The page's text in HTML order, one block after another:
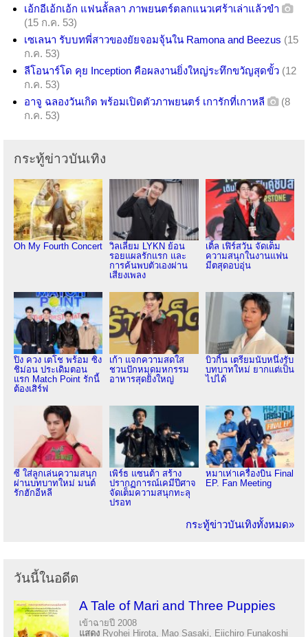
เอ้กอีเอ้กเอ้ก แฟนลั้ลลา ภาพยนตร์ตลกแนวเศร้าเล่าแล้วขำ
(15 ก.ค. 53)
เซเลนา รับบทพี่สาวของยัยจอมจุ้นใน Ramona and Beezus (15
ก.ค. 53)
ลีโอนาร์โด คุย Inception คือผลงานยิ่งใหญ่ระทึกขวัญสุดขั้ว (12
ก.ค. 53)
อาจู ฉลองวันเกิด พร้อมเปิดตัวภาพยนตร์ เการักที่เกาหลี
(8
ก.ค. 53)
กระทู้ข่าวบันเทิง
Oh My Fourth Concert
วิลเลี่ยม LYKN ย้อน
รอยแผลรักแรก และ
การค้นพบตัวเองผ่าน
เสียงเพลง
เติ้ล เฟิร์สวัน จัดเต็ม
ความสนุกในงานแฟน
มีตสุดอบอุ่น
ปิง ควง เตโช พร้อม ซิง
ชิม่อน ประเดิมตอน
แรก Match Point รักนี้
ต้องเสิร์ฟ
เก้า แจกความสดใส
ชวนปักหมุดมหกรรม
อาหารสุดยิ่งใหญ่
บิวกิ้น เตรียมนับหนึ่งรับ
บทบาทใหม่ ยากแต่เป็น
ไปได้
ซี ใส่ลูกเล่นความสนุก
ผ่านบทบาทใหม่ มนต์
รักฮักอีหลี
เพิร์ธ แซนต้า สร้าง
ปรากฏการณ์เคมีปีศาจ
จัดเต็มความสนุกทะลุ
ปรอท
หมาเห่าเครื่องบิน Final
EP. Fan Meeting
กระทู้ข่าวบันเทิงทั้งหมด»
วันนี้ในอดีต
A Tale of Mari and Three Puppies
เข้าฉายปี 2008
แสดง Ryohei Hirota, Mao Sasaki, Eiichiro Funakoshi